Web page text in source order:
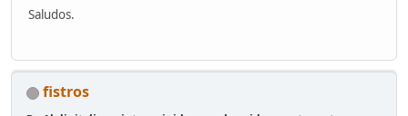
Saludos.
fistros